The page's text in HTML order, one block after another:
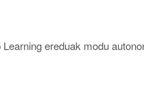
ereduak modu